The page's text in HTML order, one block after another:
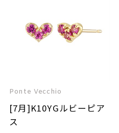
Ponte Vecchio
[7月]K10YGルビーピア
ス